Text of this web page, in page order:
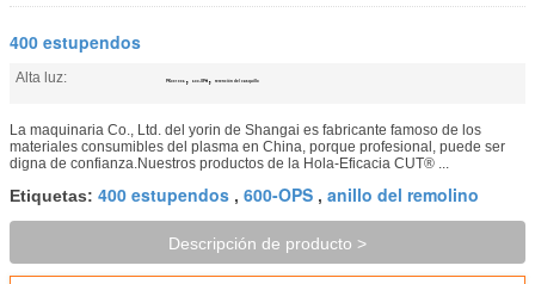
400 estupendos
Alta luz: PK031336 , 600-OPS , retención del casquillo
La maquinaria Co., Ltd. del yorin de Shangai es fabricante famoso de los
materiales consumibles del plasma en China, porque profesional, puede ser
digna de confianza.Nuestros productos de la Hola-Eficacia CUT® ...
Etiquetas: 400 estupendos , 600-OPS , anillo del remolino
Descripción de producto >